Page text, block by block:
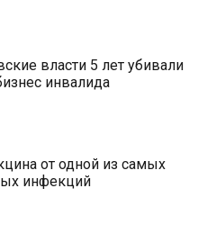
власти 5 лет убивали
инвалида
от одной из самых
инфекций